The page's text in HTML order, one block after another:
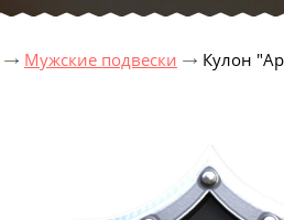
Мужские подвески Кулон